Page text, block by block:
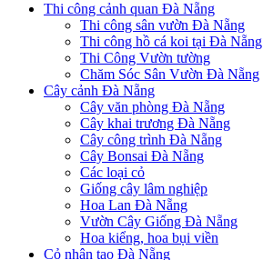
Thi công cảnh quan Đà Nẵng
Thi công sân vườn Đà Nẵng
Thi công hồ cá koi tại Đà Nẵng
Thi Công Vườn tường
Chăm Sóc Sân Vườn Đà Nẵng
Cây cảnh Đà Nẵng
Cây văn phòng Đà Nẵng
Cây khai trương Đà Nẵng
Cây công trình Đà Nẵng
Cây Bonsai Đà Nẵng
Các loại cỏ
Giống cây lâm nghiệp
Hoa Lan Đà Nẵng
Vườn Cây Giống Đà Nẵng
Hoa kiểng, hoa bụi viền
Cỏ nhân tạo Đà Nẵng